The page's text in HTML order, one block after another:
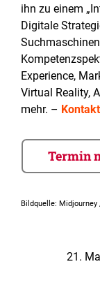
ihn zu einem
Digitale
Experience,
Virtual Reality,
mehr. – Kontakt
Termin
Bildquelle:
21.